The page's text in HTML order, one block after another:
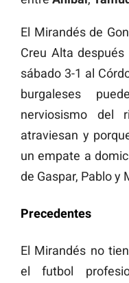
El Mirandés de
Creu Alta
sábado 3-1 al
burgaleses
nerviosismo del
atraviesan y
un empate a
de Gaspar, Pablo y
Precedentes
El Mirandés no
el futbol